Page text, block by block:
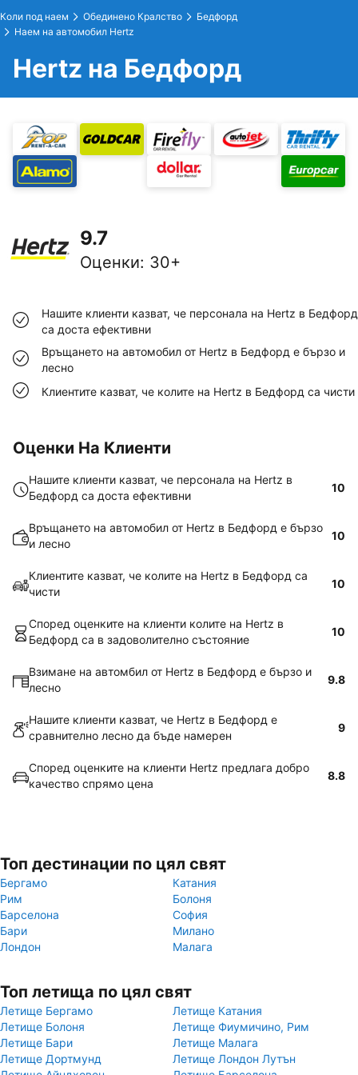
Коли под наем Обединено Кралство
Бедфорд
Наем на автомобил Hertz
Hertz на Бедфорд
9.7
Оценки: 30+
Нашите клиенти казват, че персонала на Hertz в Бедфорд
са доста ефективни
Връщането на автомобил от Hertz в Бедфорд е бързо и
лесно
Клиентите казват, че колите на Hertz в Бедфорд са чисти
Оценки На Клиенти
Нашите клиенти казват, че персонала на Hertz в
Бедфорд са доста ефективни
10
Връщането на автомобил от Hertz в Бедфорд е бързо
и лесно
10
Клиентите казват, че колите на Hertz в Бедфорд са
чисти
10
Според оценките на клиенти колите на Hertz в
Бедфорд са в задоволително състояние
10
Взимане на автомбил от Hertz в Бедфорд е бързо и
лесно
9.8
Нашите клиенти казват, че Hertz в Бедфорд е
сравнително лесно да бъде намерен
9
Според оценките на клиенти Hertz предлага добро
качество спрямо цена
8.8
Топ дестинации по цял свят
Бергамо
Катания
Рим
Болоня
Барселона
София
Бари
Милано
Лондон
Малага
Топ летища по цял свят
Летище Бергамо
Летище Катания
Летище Болоня
Летище Фиумичино, Рим
Летище Бари
Летище Малага
Летище Дортмунд
Летище Лондон Лутън